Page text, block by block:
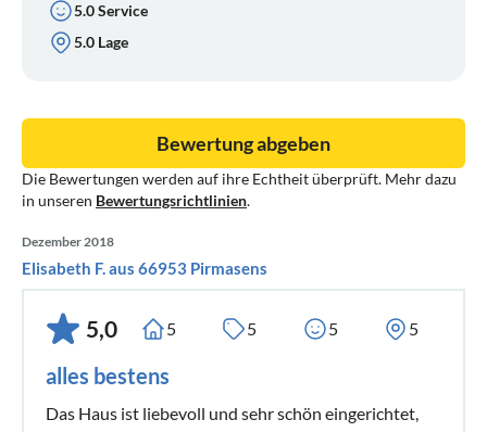
5.0 Service
5.0 Lage
Die Bewertungen werden auf ihre Echtheit überprüft. Mehr dazu
in unseren Bewertungsrichtlinien.
Bewertung abgeben
Dezember 2018
Elisabeth F. aus 66953 Pirmasens
5,0 5 5 5 5
alles bestens
Das Haus ist liebevoll und sehr schön eingerichtet,